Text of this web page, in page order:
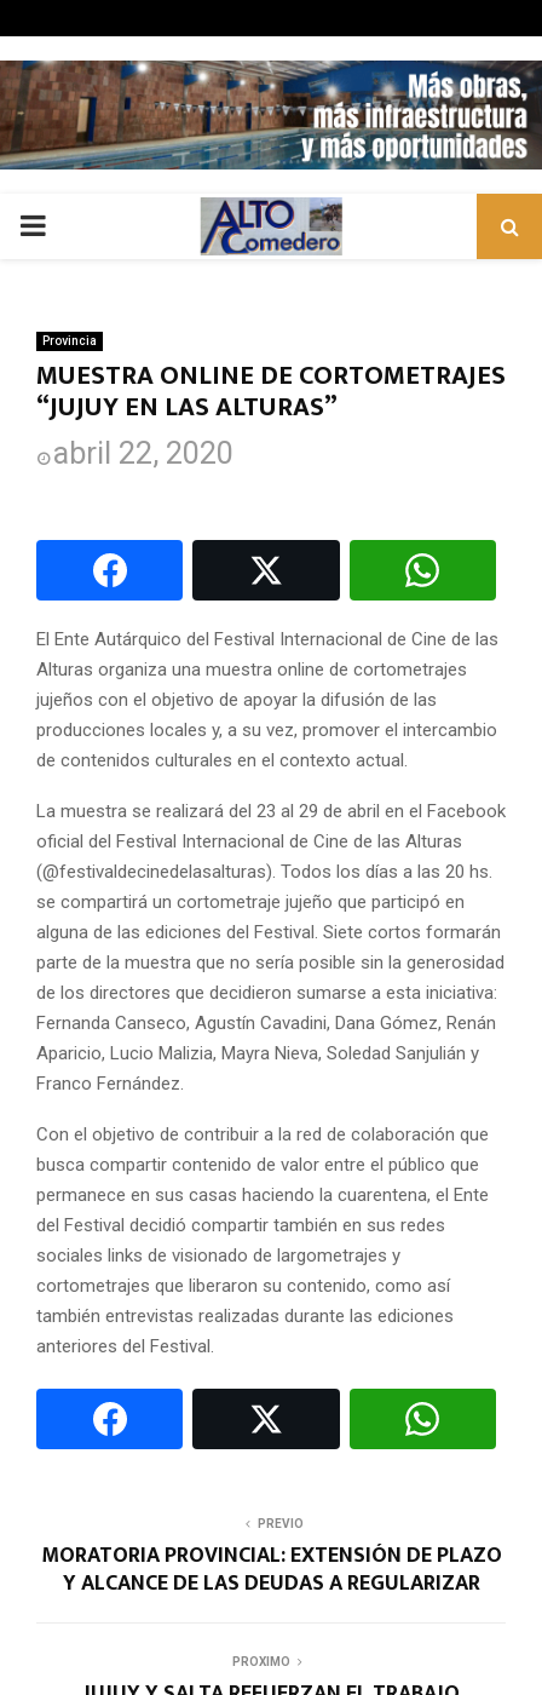
PRIMARY
Provincia
MUESTRA ONLINE DE CORTOMETRAJES
“JUJUY EN LAS ALTURAS”
abril 22, 2020
El Ente Autárquico del Festival Internacional de Cine de las
Alturas organiza una muestra online de cortometrajes
jujeños con el objetivo de apoyar la difusión de las
producciones locales y, a su vez, promover el intercambio
de contenidos culturales en el contexto actual.
La muestra se realizará del 23 al 29 de abril en el Facebook
oficial del Festival Internacional de Cine de las Alturas
(@festivaldecinedelasalturas). Todos los días a las 20 hs.
se compartirá un cortometraje jujeño que participó en
alguna de las ediciones del Festival. Siete cortos formarán
parte de la muestra que no sería posible sin la generosidad
de los directores que decidieron sumarse a esta iniciativa:
Fernanda Canseco, Agustín Cavadini, Dana Gómez, Renán
Aparicio, Lucio Malizia, Mayra Nieva, Soledad Sanjulián y
Franco Fernández.
Con el objetivo de contribuir a la red de colaboración que
busca compartir contenido de valor entre el público que
permanece en sus casas haciendo la cuarentena, el Ente
del Festival decidió compartir también en sus redes
sociales links de visionado de largometrajes y
cortometrajes que liberaron su contenido, como así
también entrevistas realizadas durante las ediciones
anteriores del Festival.
PREVIO
MORATORIA PROVINCIAL: EXTENSIÓN DE PLAZO
Y ALCANCE DE LAS DEUDAS A REGULARIZAR
PROXIMO